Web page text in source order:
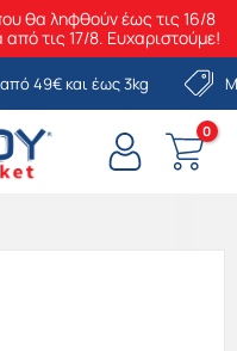
θα ληφθούν έως τις 16/8
τις 17/8. Ευχαριστούμε!
49€ και έως 3kg